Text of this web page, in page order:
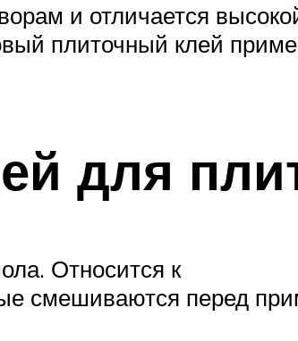
и отличается
плиточный клей
для
Относится к
смешиваются перед